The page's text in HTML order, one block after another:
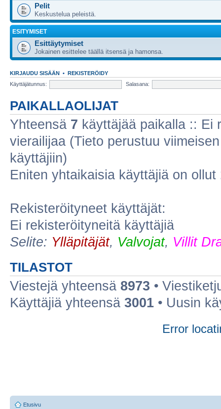
Pelit
Keskustelua peleistä.
ESITYMISET
Esittäytymiset
Jokainen esittelee täällä itsensä ja hamonsa.
KIRJAUDU SISÄÄN • REKISTERÖIDY
Käyttäjätunnus:
Salasana:
PAIKALLAOLIJAT
Yhteensä 7 käyttäjää paikalla :: Ei
vierailijaa (Tieto perustuu
käyttäjiin)
Eniten yhtaikaisia käyttäjiä on ollut
Rekisteröityneet käyttäjät:
Ei rekisteröityneitä käyttäjiä
Selite: Ylläpitäjät, Valvojat, Villit
TILASTOT
Viestejä yhteensä 8973 •
Käyttäjiä yhteensä 3001 • Uusin
Error
Etusivu